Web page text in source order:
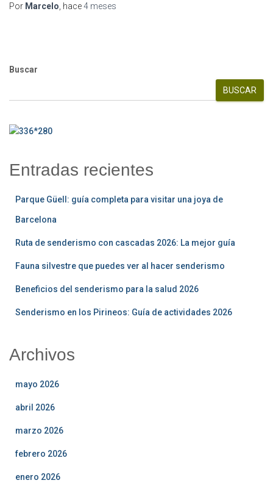
Por Marcelo , hace4 meses
Buscar
BUSCAR
Entradas recientes
Parque Güell: guía completa para visitar una joya de
Barcelona
Ruta de senderismo con cascadas 2026: La mejor guía
Fauna silvestre que puedes ver al hacer senderismo
Beneficios del senderismo para la salud 2026
Senderismo en los Pirineos: Guía de actividades 2026
Archivos
mayo 2026
abril 2026
marzo 2026
febrero 2026
enero 2026